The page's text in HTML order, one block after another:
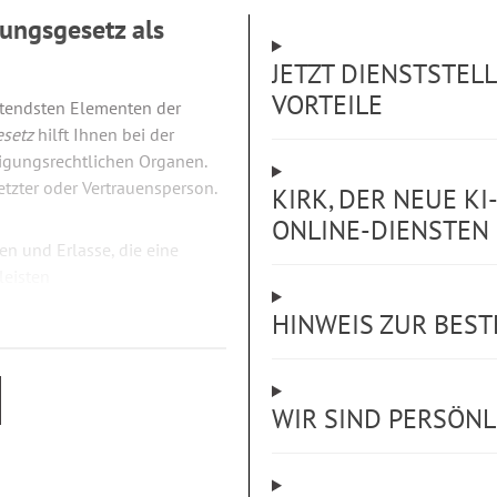
als
Elementen der
hilft Ihnen bei der
Organen.
oder Vertrauensperson.
und Erlasse, die eine
oder komplexe
Antworten. Alle
JETZT
VORTEILE
KIRK, DER NEUE
ONLINE-DIENSTEN
HINWEIS ZUR
WIR SIND